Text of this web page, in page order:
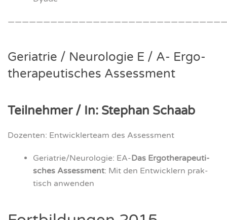
Ger­ia­trie / Neu­ro­lo­gie E / A- Ergo­
the­ra­peu­ti­sches Assess­ment
Teil­neh­mer / In: Ste­phan Schaab
Dozen­ten: Ent­wick­ler­team des Assess­ment
Geriatrie/Neurologie: EA-Das Ergo­the­ra­peu­ti­
sches Assess­ment: Mit den Ent­wick­lern prak­
tisch anwen­den